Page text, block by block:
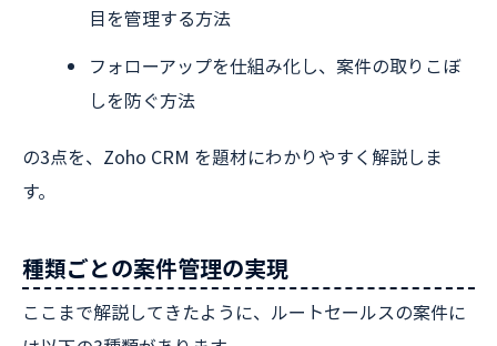
目を管理する方法
フォローアップを仕組み化し、案件の取りこぼ
しを防ぐ方法
の3点を、Zoho CRM を題材にわかりやすく解説しま
す。
種類ごとの案件管理の実現
ここまで解説してきたように、ルートセールスの案件に